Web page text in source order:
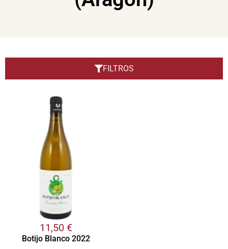
11,50 €
Botijo Blanco 2022
FILTROS